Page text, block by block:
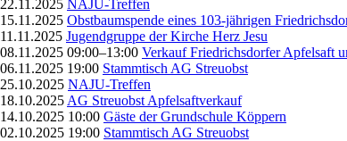
22.11.2025 NAJU-Treffen
15.11.2025 Obstbaumspende eines 103-jährigen
11.11.2025 Jugendgruppe der Kirche Herz Jesu
08.11.2025 09:00–13:00 Verkauf Friedrichsdorfer Apfelsaft
06.11.2025 19:00 Stammtisch AG Streuobst
25.10.2025 NAJU-Treffen
18.10.2025 AG Streuobst Apfelsaftverkauf
14.10.2025 10:00 Gäste der Grundschule Köppern
02.10.2025 19:00 Stammtisch AG Streuobst